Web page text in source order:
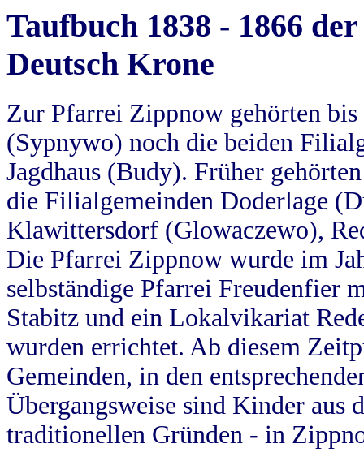
Taufbuch 1838 - 1866
Deutsch Krone
Zur Pfarrei Zippnow gehörten
(Sypnywo) noch die beiden
Jagdhaus (Budy). Früher
die Filialgemeinden Doderlage
Klawittersdorf (Glowaczewo),
Die Pfarrei Zippnow wurde im
selbständige Pfarrei Freudenfier
Stabitz und ein Lokalvikariat
wurden errichtet. Ab diesem
Gemeinden, in den
Übergangsweise sind Kinder aus
traditionellen Gründen - in